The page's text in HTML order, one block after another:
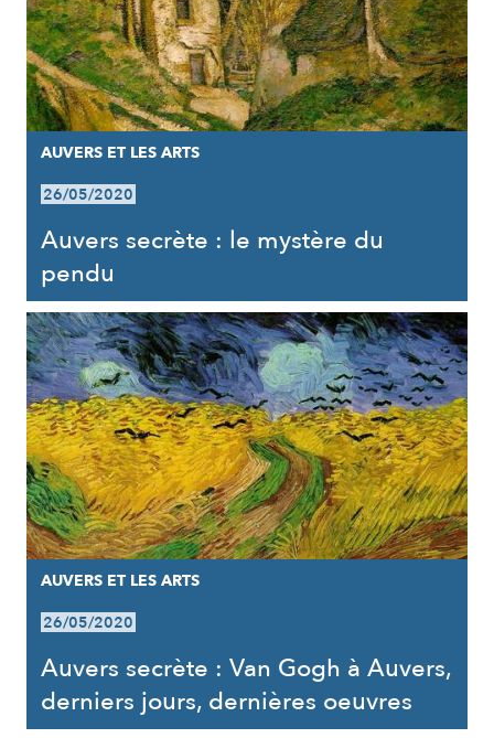
AUVERS ET LES ARTS
26/05/2020
Auvers secrète : le mystère du
pendu
AUVERS ET LES ARTS
26/05/2020
Auvers secrète : Van Gogh à Auvers,
derniers jours, dernières oeuvres